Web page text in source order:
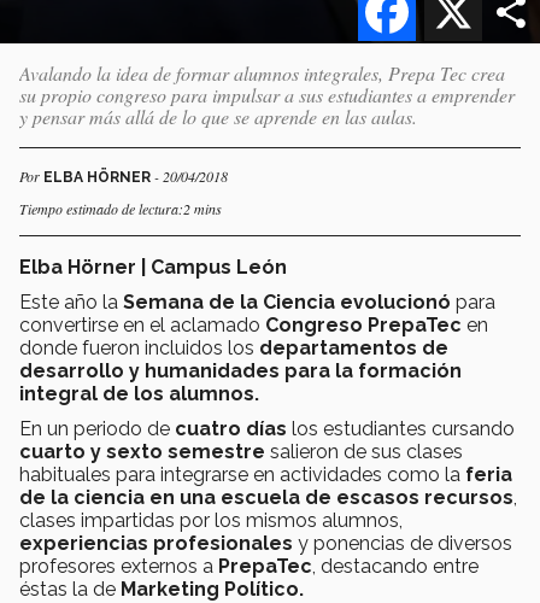
Avalando la idea de formar alumnos integrales, Prepa Tec crea
su propio congreso para impulsar a sus estudiantes a emprender
y pensar más allá de lo que se aprende en las aulas.
Por ELBA HÖRNER - 20/04/2018
Tiempo estimado de lectura:2 mins
Elba Hörner | Campus León
Este año la Semana de la Ciencia evolucionó para
convertirse en el aclamado Congreso PrepaTec en
donde fueron incluidos los departamentos de
desarrollo y humanidades para la formación
integral de los alumnos.
En un periodo de cuatro días los estudiantes cursando
cuarto y sexto semestre salieron de sus clases
habituales para integrarse en actividades como la feria
de la ciencia en una escuela de escasos recursos
clases impartidas por los mismos alumnos,
experiencias profesionales y ponencias de diversos
profesores externos a PrepaTec , destacando entre
éstas la de Marketing Político.